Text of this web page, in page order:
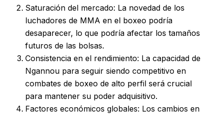
Saturación del mercado: La novedad de los
luchadores de MMA en el boxeo podría
desaparecer, lo que podría afectar los tamaños
futuros de las bolsas.
Consistencia en el rendimiento: La capacidad de
Ngannou para seguir siendo competitivo en
combates de boxeo de alto perfil será crucial
para mantener su poder adquisitivo.
Factores económicos globales: Los cambios en